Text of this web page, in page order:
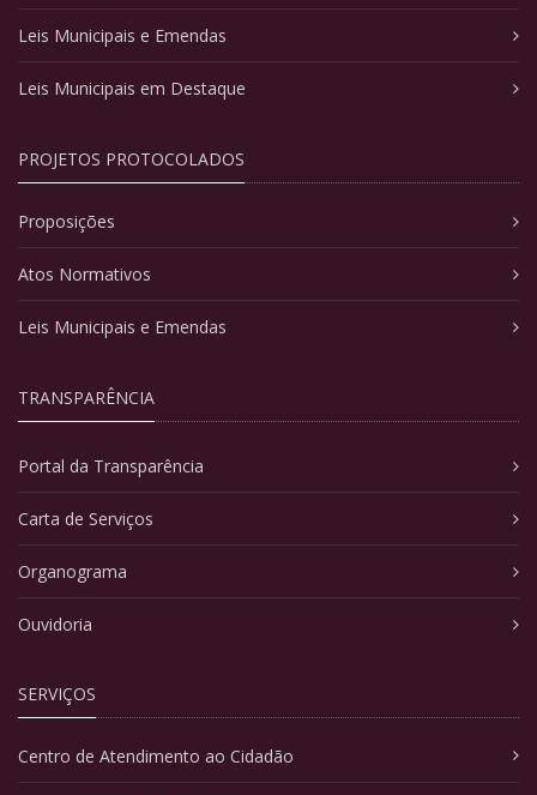
Leis Municipais e Emendas
Leis Municipais em Destaque
PROJETOS PROTOCOLADOS
Proposições
Atos Normativos
Leis Municipais e Emendas
TRANSPARÊNCIA
Portal da Transparência
Carta de Serviços
Organograma
Ouvidoria
SERVIÇOS
Centro de Atendimento ao Cidadão